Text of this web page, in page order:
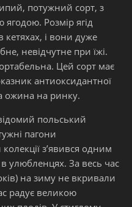
потужний сорт, з
Розмір ягід
кетяхах, і вони дуже
невідчутне при їжі.
Цей сорт має
антиоксидантної
ожина на ринку.
польський
пагони
з’явився одним
в улюбленцях. За весь час
на зиму не вкривали
радує великою